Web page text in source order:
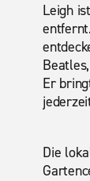
Leigh
Er
Die